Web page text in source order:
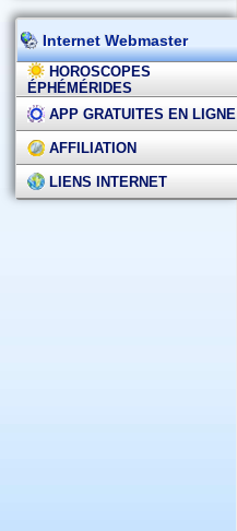
Internet Webmaster
HOROSCOPES
ÉPHÉMÉRIDES
APP GRATUITES EN LIGNE
AFFILIATION
LIENS INTERNET